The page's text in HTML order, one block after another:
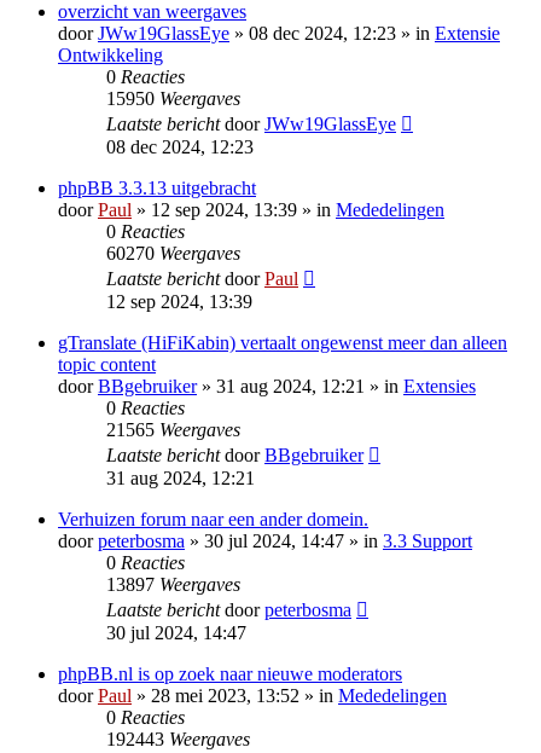
overzicht van weergaves
doorJWw19GlassEye » 08 dec 2024, 12:23 » in Extensie
Ontwikkeling
0 Reacties
15950 Weergaves
Laatste berichtdoorJWw19GlassEye
08 dec 2024, 12:23
phpBB 3.3.13 uitgebracht
doorPaul » 12 sep 2024, 13:39 » in Mededelingen
0 Reacties
60270 Weergaves
Laatste berichtdoorPaul
12 sep 2024, 13:39
gTranslate (HiFiKabin) vertaalt ongewenst meer dan alleen
topic content
doorBBgebruiker» 31 aug 2024, 12:21 » in Extensies
0 Reacties
21565 Weergaves
Laatste berichtdoorBBgebruiker
31 aug 2024, 12:21
Verhuizen forum naar een ander domein.
doorpeterbosma » 30 jul 2024, 14:47 » in 3.3 Support
0 Reacties
13897 Weergaves
Laatste berichtdoorpeterbosma
30 jul 2024, 14:47
phpBB.nl is op zoek naar nieuwe moderators
doorPaul » 28 mei 2023, 13:52 » in Mededelingen
0 Reacties
192443 Weergaves